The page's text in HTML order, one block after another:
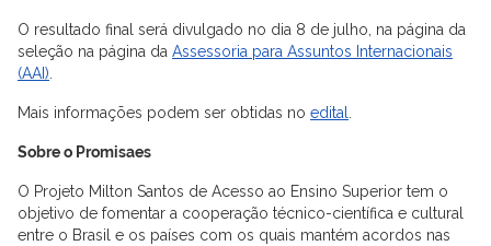
O resultado final será divulgado no dia 8 de julho, na página da
seleção na página da Assessoria para Assuntos Internacionais
(AAI)
Mais informações podem ser obtidas no edital
Sobre o Promisaes
O Projeto Milton Santos de Acesso ao Ensino Superior tem o
objetivo de fomentar a cooperação técnico-científica e cultural
entre o Brasil e os países com os quais mantém acordos nas